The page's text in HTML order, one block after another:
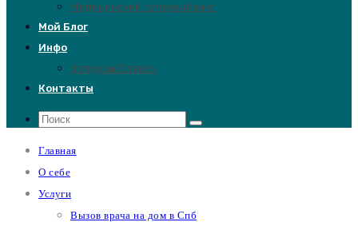
Медицинский супервайзинг
Мой Блог
Инфо
Вопросы/Ответы
Контакты
Главная
О себе
Услуги
Вызов врача на дом в Спб